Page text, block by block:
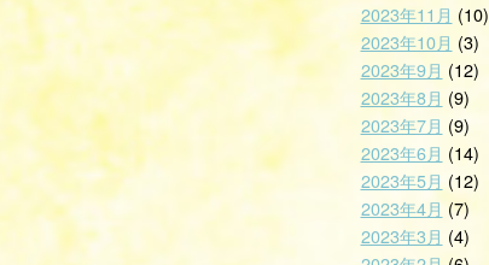
2023年11月 (10)
2023年10月 (3)
2023年9月 (12)
2023年8月 (9)
2023年7月 (9)
2023年6月 (14)
2023年5月 (12)
2023年4月 (7)
2023年3月 (4)